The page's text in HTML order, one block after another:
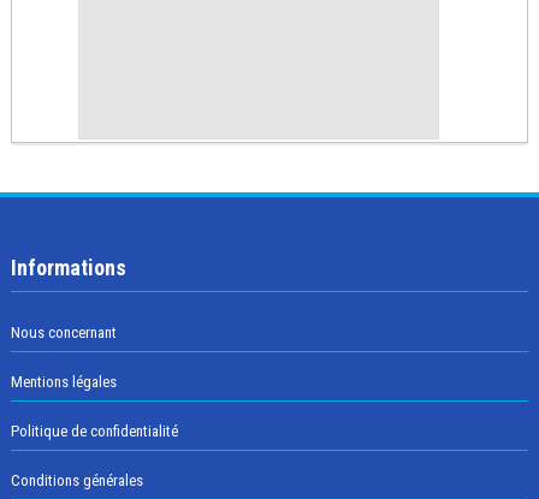
Informations
Nous concernant
Mentions légales
Politique de confidentialité
Conditions générales